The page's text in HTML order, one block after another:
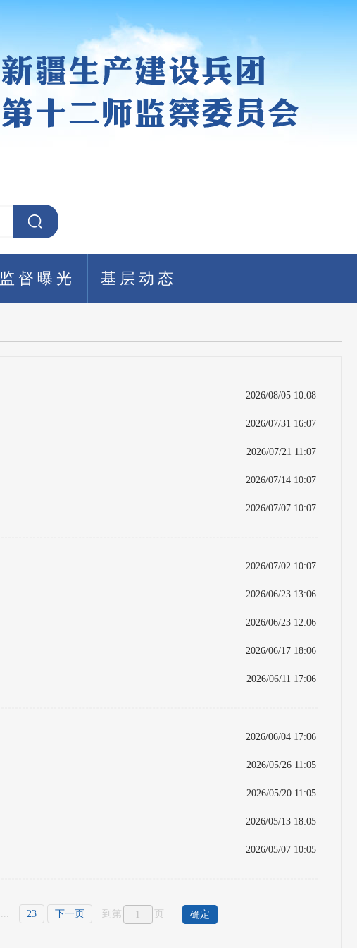
监督曝光 基层动态
2026/08/05 10:08
2026/07/31 16:07
2026/07/21 11:07
2026/07/14 10:07
2026/07/07 10:07
2026/07/02 10:07
2026/06/23 13:06
2026/06/23 12:06
2026/06/17 18:06
2026/06/11 17:06
2026/06/04 17:06
2026/05/26 11:05
2026/05/20 11:05
2026/05/13 18:05
2026/05/07 10:05
... 23 下一页 到第 页 确定